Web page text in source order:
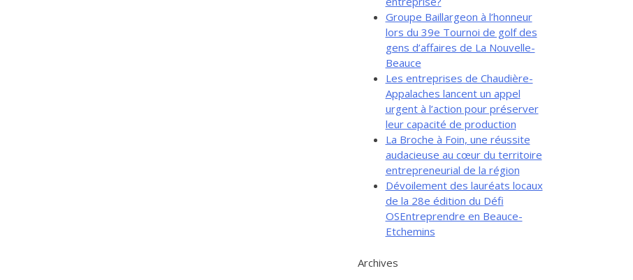
Groupe Baillargeon à l’honneur
lors du 39e Tournoi de golf des
gens d’affaires de La Nouvelle-
Beauce
Les entreprises de Chaudière-
Appalaches lancent un appel
urgent à l’action pour préserver
leur capacité de production
La Broche à Foin, une réussite
audacieuse au cœur du territoire
entrepreneurial de la région
Dévoilement des lauréats locaux
de la 28e édition du Défi
OSEntreprendre en Beauce-
Etchemins
Archives